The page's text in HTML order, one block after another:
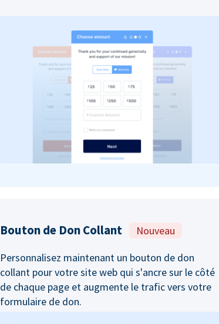
Bouton de Don Collant Nouveau
Personnalisez maintenant un bouton de don
collant pour votre site web qui s'ancre sur le côté
de chaque page et augmente le trafic vers votre
formulaire de don.